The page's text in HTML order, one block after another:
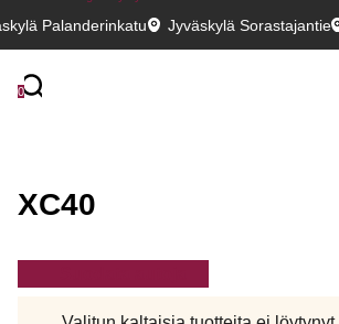
Palanderinkatu Jyväskylä Sorastajantie
0
XC40